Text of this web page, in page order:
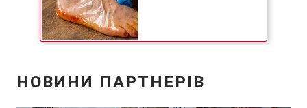
ПОСЛУГИ
Моніторинг Пресцентр